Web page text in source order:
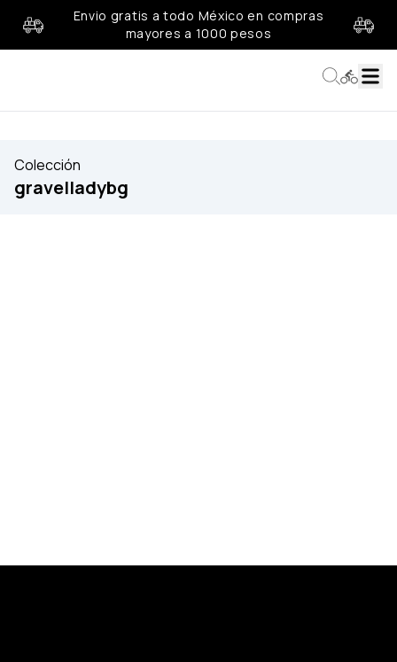
Envio gratis a todo México en compras
mayores a 1000 pesos
Colección
gravelladybg